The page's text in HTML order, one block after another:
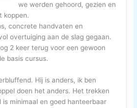
we werden gehoord, gezien en
koppen.
concrete handvaten en
overtuiging aan de slag gegaan.
2 keer terug voor een gewoon
basis cursus.
Hij is anders, ik ben
doen het anders. Het trekken
minimaal en goed hanteerbaar